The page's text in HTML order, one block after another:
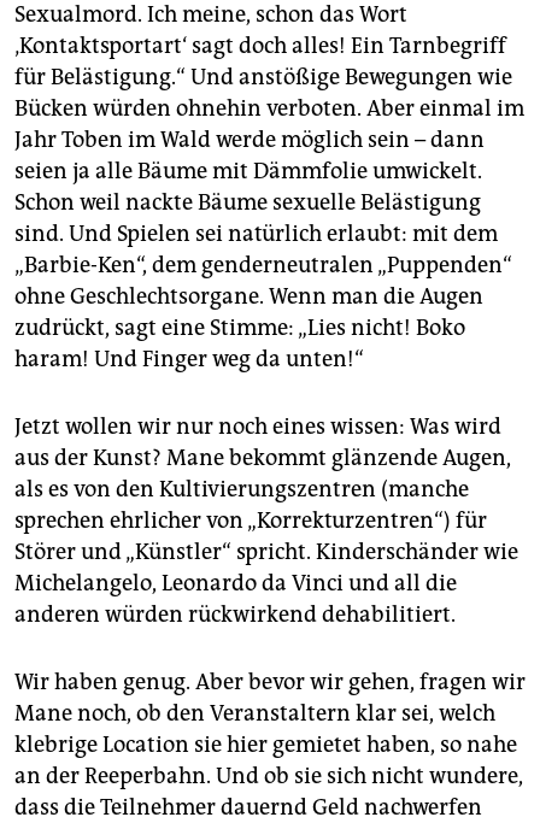
Sexualmord. Ich meine, schon das Wort
‚Kontaktsportart‘ sagt doch alles! Ein Tarnbegriff
für Belästigung.“ Und anstößige Bewegungen wie
Bücken würden ohnehin verboten. Aber einmal im
Jahr Toben im Wald werde möglich sein – dann
seien ja alle Bäume mit Dämmfolie umwickelt.
Schon weil nackte Bäume sexuelle Belästigung
sind. Und Spielen sei natürlich erlaubt: mit dem
„Barbie-Ken“, dem genderneutralen „Puppenden“
ohne Geschlechtsorgane. Wenn man die Augen
zudrückt, sagt eine Stimme: „Lies nicht! Boko
haram! Und Finger weg da unten!“
Jetzt wollen wir nur noch eines wissen: Was wird
aus der Kunst? Mane bekommt glänzende Augen,
als es von den Kultivierungszentren (manche
sprechen ehrlicher von „Korrekturzentren“) für
Störer und „Künstler“ spricht. Kinderschänder wie
Michelangelo, Leo­nardo da Vinci und all die
anderen würden rückwirkend dehabilitiert.
Wir haben genug. Aber bevor wir gehen, fragen wir
Mane noch, ob den Veranstaltern klar sei, welch
klebrige Location sie hier gemietet haben, so nahe
an der Reeperbahn. Und ob sie sich nicht wundere,
dass die Teilnehmer dauernd Geld nachwerfen